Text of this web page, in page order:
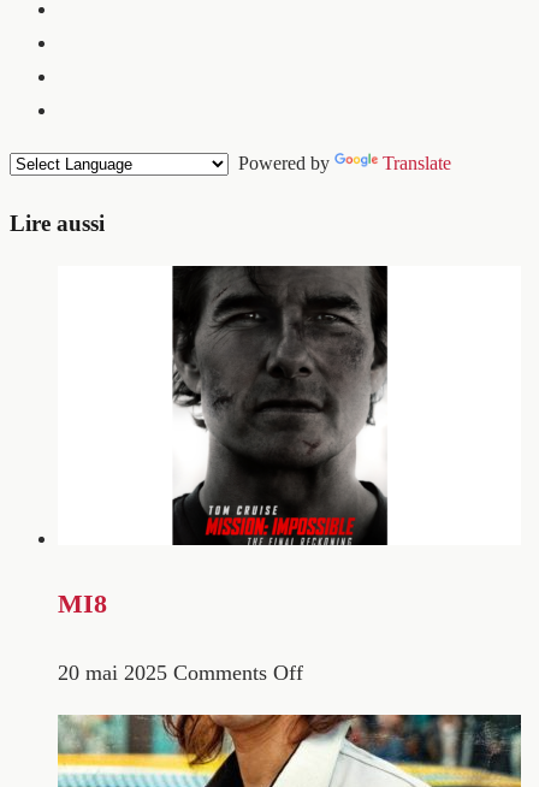
Powered by Translate
Lire aussi
MI8
20 mai 2025 Comments Off